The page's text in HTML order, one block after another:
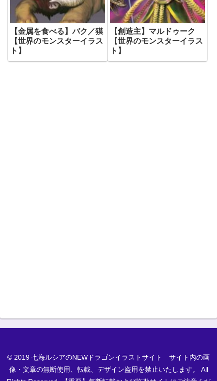
【金属を食べる】バク／獏
【世界のモンスターイラス
ト】
【創造主】マルドゥーク
【世界のモンスターイラス
ト】
© 2019 七海ルシアのNEWドラゴンイラストサイト サイト内の画
像・文章の無断使用、転載、デザイン盗用を禁止いたします。 All